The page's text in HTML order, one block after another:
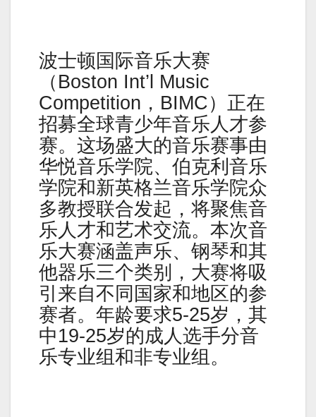
波士顿国际音乐大赛
（Boston Int’l Music
Competition，BIMC）正在
招募全球青少年音乐人才参
赛。这场盛大的音乐赛事由
华悦音乐学院、伯克利音乐
学院和新英格兰音乐学院众
多教授联合发起，将聚焦音
乐人才和艺术交流。本次音
乐大赛涵盖声乐、钢琴和其
他器乐三个类别，大赛将吸
引来自不同国家和地区的参
赛者。年龄要求5-25岁，其
中19-25岁的成人选手分音
乐专业组和非专业组。